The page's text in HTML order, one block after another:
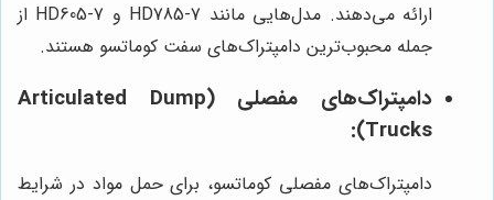
ارائه می‌دهند. مدل‌هایی مانند HD785-7 و HD605-7 از
جمله محبوب‌ترین دامپتراک‌های سفت کوماتسو هستند.
دامپتراک‌های مفصلی (Articulated Dump
Trucks):
دامپتراک‌های مفصلی کوماتسو، برای حمل مواد در شرایط